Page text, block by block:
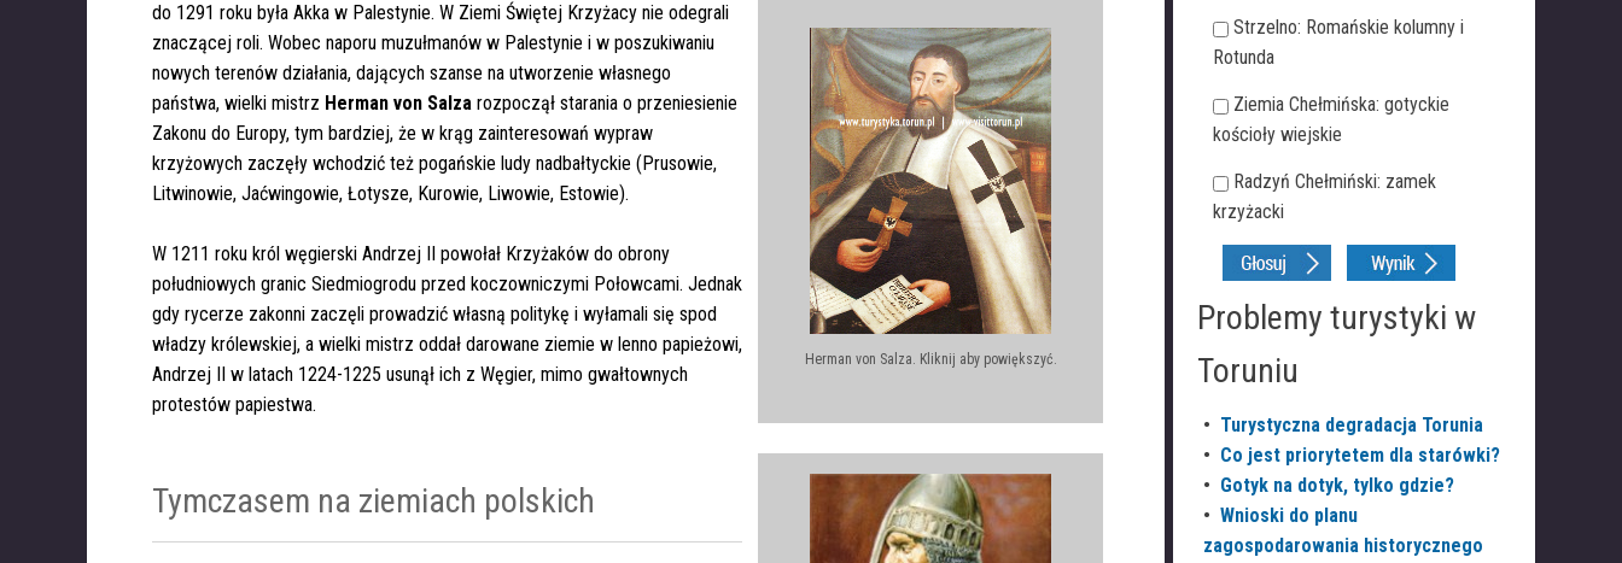
do 1291 roku była Akka w Palestynie. W Ziemi Świętej Krzyżacy nie odegrali
znaczącej roli. Wobec naporu muzułmanów w Palestynie i w poszukiwaniu
nowych terenów działania, dających szanse na utworzenie własnego
państwa, wielki mistrz Herman von Salza rozpoczął starania o przeniesienie
Zakonu do Europy, tym bardziej, że w krąg zainteresowań wypraw
krzyżowych zaczęły wchodzić też pogańskie ludy nadbałtyckie (Prusowie,
Litwinowie, Jaćwingowie, Łotysze, Kurowie, Liwowie, Estowie).
W 1211 roku król węgierski Andrzej II powołał Krzyżaków do obrony
południowych granic Siedmiogrodu przed koczowniczymi Połowcami. Jednak
gdy rycerze zakonni zaczęli prowadzić własną politykę i wyłamali się spod
władzy królewskiej, a wielki mistrz oddał darowane ziemie w lenno papieżowi,
Andrzej II w latach 1224-1225 usunął ich z Węgier, mimo gwałtownych
protestów papiestwa.
Herman von Salza. Kliknij aby powiększyć.
Tymczasem na ziemiach polskich
Strzelno: Romańskie kolumny i
Rotunda
Ziemia Chełmińska: gotyckie
kościoły wiejskie
Radzyń Chełmiński: zamek
krzyżacki
Problemy turystyki w
Toruniu
• Turystyczna degradacja Torunia
• Co jest priorytetem dla starówki?
• Gotyk na dotyk, tylko gdzie?
• Wnioski do planu
zagospodarowania historycznego